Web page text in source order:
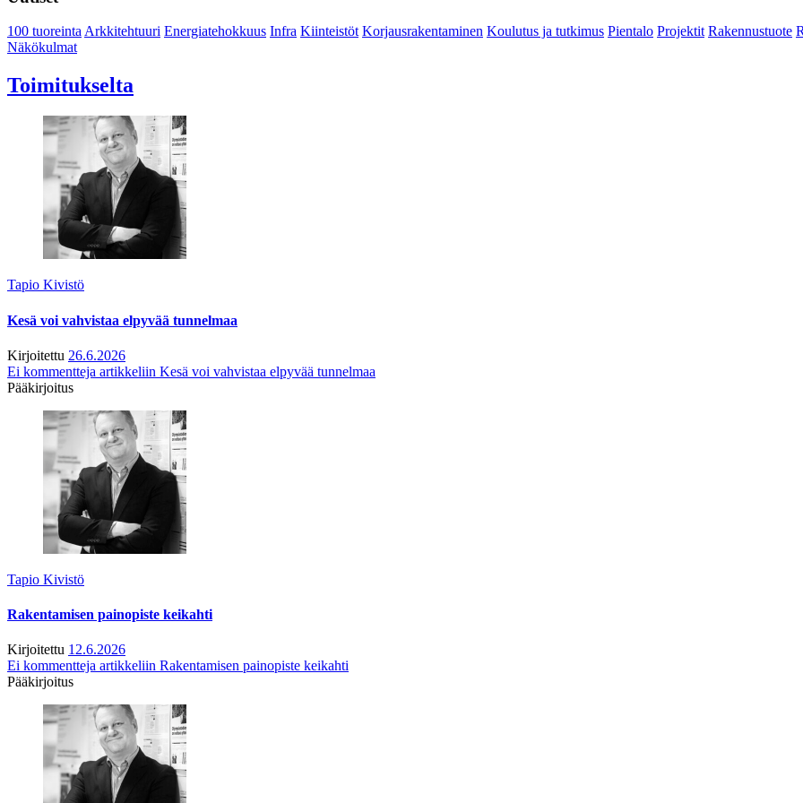
100 tuoreintaArkkitehtuuri Energiatehokkuus Infra Kiinteistöt Korjausrakentaminen Koulutus ja tutkimus Pientalo Projektit Rakennustuote
Näkökulmat
Toimitukselta
Tapio Kivistö
Kesä voi vahvistaa elpyvää tunnelmaa
Kirjoitettu 26.6.2026
Ei kommentteja artikkeliin Kesä voi vahvistaa elpyvää tunnelmaa
Pääkirjoitus
Tapio Kivistö
Rakentamisen painopiste keikahti
Kirjoitettu 12.6.2026
Ei kommentteja artikkeliin Rakentamisen painopiste keikahti
Pääkirjoitus